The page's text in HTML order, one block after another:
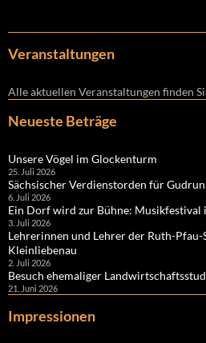
Veranstaltungen
Alle aktuellen Veranstaltungen finden
Neueste Beträge
Unsere Vögel im Glockenturm
25. Juli 2026
Sächsischer Verdienstorden für
6. Juli 2026
Ein Dorf wird zur Bühne: Musikfestival
3. Juli 2026
Lehrerinnen und Lehrer der Ruth-Pfau-
Kleinliebenau
2. Juli 2026
Besuch ehemaliger
21. Juni 2026
Impressionen